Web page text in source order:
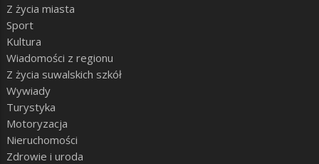
Z życia miasta
Sport
Kultura
Wiadomości z regionu
Z życia suwalskich szkół
Wywiady
Turystyka
Motoryzacja
Nieruchomości
Zdrowie i uroda